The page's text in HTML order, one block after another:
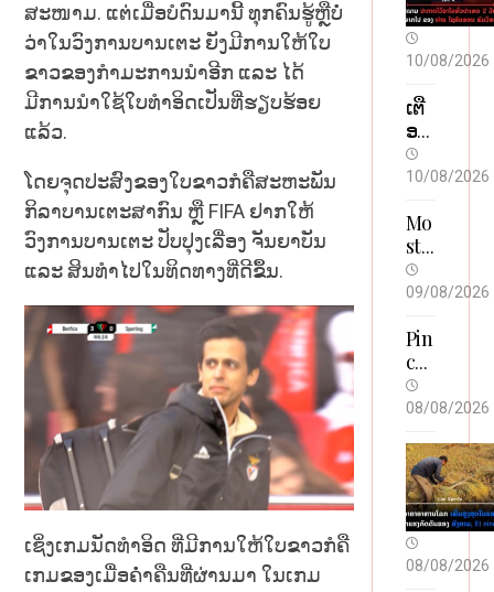
ສະໜາມ. ແຕ່ເມື່ອບໍດົນມານີ້ ທຸກຄົນຮູ້ຫຼືບໍ່
ວ່າໃນວົງການບານເຕະ ຍັງມີການໃຫ້ໃບ
ຂາວຂອງກຳມະການນຳອີກ ແລະ ໄດ້
ມີການນຳໃຊ້ໃບທຳອິດເປັນທີ່ຮຽບຮ້ອຍ
ແລ້ວ.
ໂດຍຈຸດປະສົງຂອງໃບຂາວກໍຄືສະຫະພັນ
ກິລາບານເຕະສາກົນ ຫຼື FIFA ຢາກໃຫ້
ວົງການບານເຕະ ປັບປຸງເລື່ອງ ຈັນຍາບັນ
ແລະ ສິນທຳໄປໃນທິດທາງທີ່ດີຂຶ້ນ.
ເຊິ່ງເກມນັດທຳອິດ ທີ່ມີການໃຫ້ໃບຂາວກໍຄື
ເກມຂອງເມື່ອຄໍ່າຄືນທີ່ຜ່ານມາ ໃນເກມ
10/08/2026
ເຕື
ອນ
9
ເມື
ສະ
ຫວັ
ນ
ນະ
ດ,
ເຂື່
ອນ
ເຊ
ນອ
ງ 1
ກຽ
ມ
ລະ
ບາ
10/08/2026
Mo
stb
et
Az
ayc
an
da
Oy
Ta
kti
kal
arı:
Tə
crü
09/08/2026
Pin
co
De
po
Bo
nu
sla
rın
ın
Şər
08/08/2026
08/08/2026